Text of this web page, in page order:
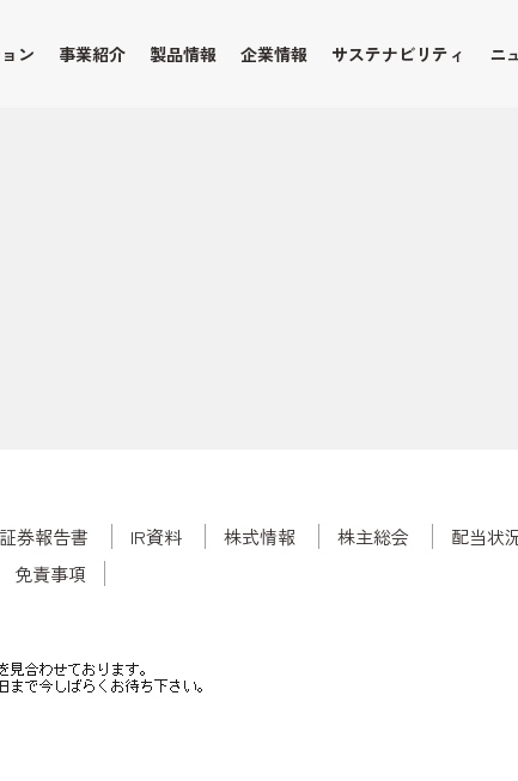
ン 事業紹介 製品情報 企業情報 サステナビリティ ニ
券報告書 IR資料 株式情報 株主総会 配当状
免責事項